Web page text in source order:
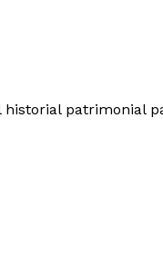
patrimonial